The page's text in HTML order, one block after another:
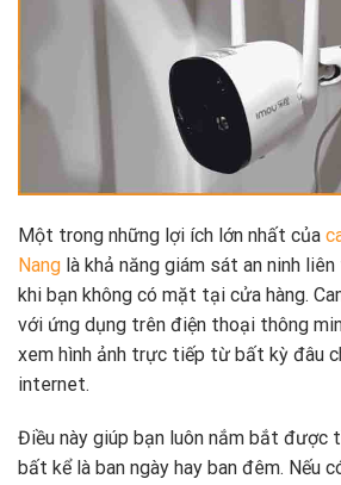
Một trong những lợi ích lớn nhất của
Nang là khả năng giám sát an ninh
khi bạn không có mặt tại cửa hàng.
với ứng dụng trên điện thoại thông
xem hình ảnh trực tiếp từ bất kỳ đâu
internet.
Điều này giúp bạn luôn nắm bắt được
bất kể là ban ngày hay ban đêm. Nếu